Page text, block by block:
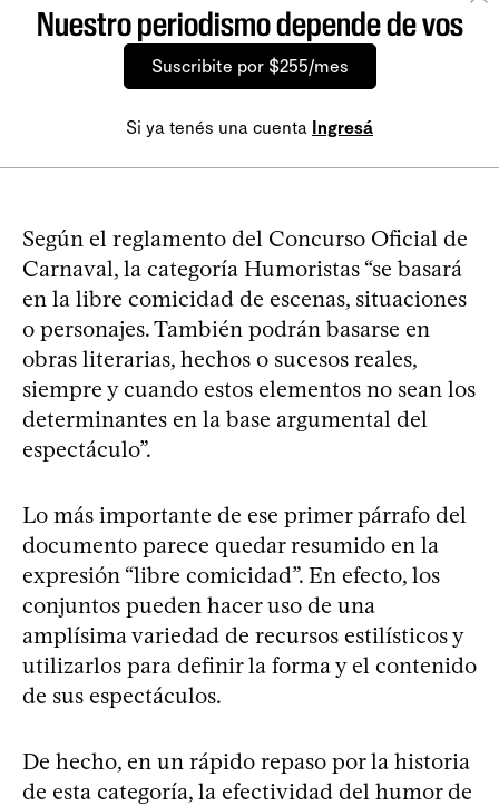
Nuestro periodismo depende de vos
Suscribite por $255/mes
Si ya tenés una cuenta Ingresá
Según el reglamento del Concurso Oficial de
Carnaval, la categoría Humoristas “se basará
en la libre comicidad de escenas, situaciones
o personajes. También podrán basarse en
obras literarias, hechos o sucesos reales,
siempre y cuando estos elementos no sean los
determinantes en la base argumental del
espectáculo”.
Lo más importante de ese primer párrafo del
documento parece quedar resumido en la
expresión “libre comicidad”. En efecto, los
conjuntos pueden hacer uso de una
amplísima variedad de recursos estilísticos y
utilizarlos para definir la forma y el contenido
de sus espectáculos.
De hecho, en un rápido repaso por la historia
de esta categoría, la efectividad del humor de